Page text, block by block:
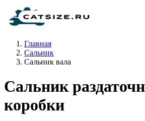
Главная
Сальник
Сальник вала
Сальник
коробки